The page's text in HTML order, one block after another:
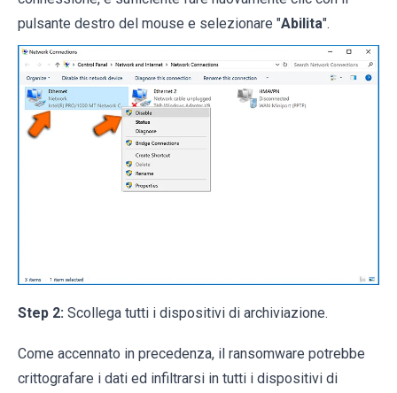
pulsante destro del mouse e selezionare "Abilita".
Step 2: Scollega tutti i dispositivi di archiviazione.
Come accennato in precedenza, il ransomware potrebbe
crittografare i dati ed infiltrarsi in tutti i dispositivi di